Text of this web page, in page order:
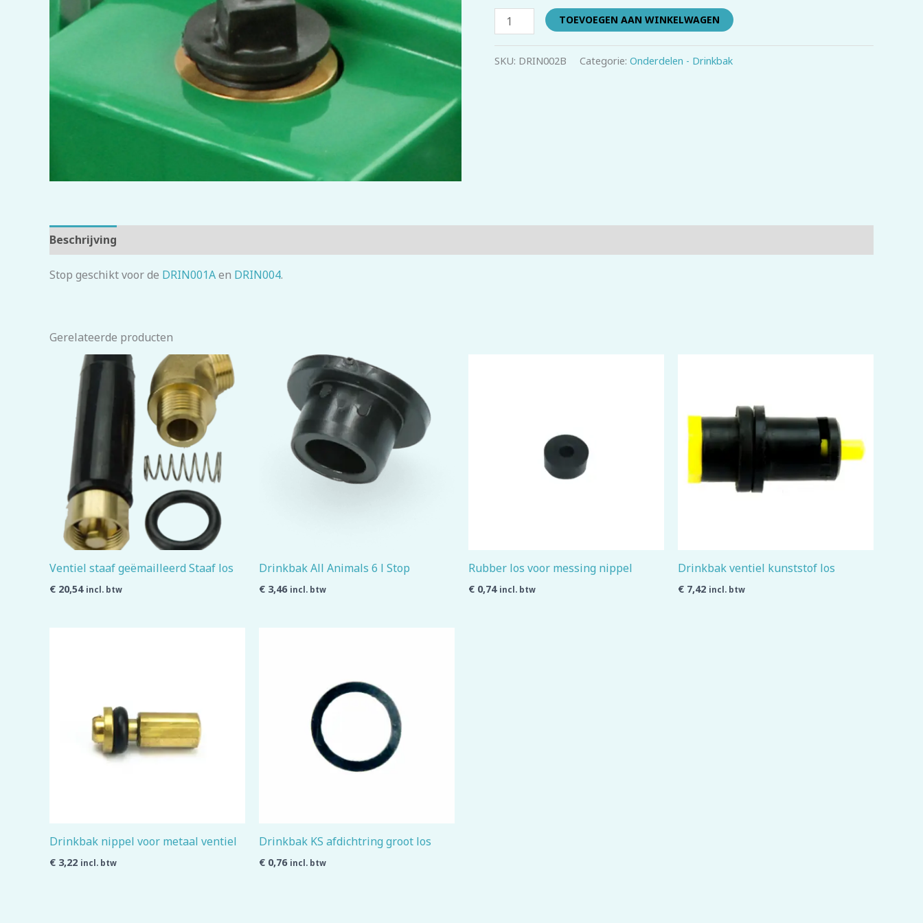
TOEVOEGEN AAN WINKELWAGEN
SKU: DRIN002B Categorie: Onderdelen - Drinkbak
Beschrijving
Stop geschikt voor de DRIN001Aen DRIN004.
Gerelateerde producten
Ventiel staaf geëmailleerd Staaf los
€ 20,54 incl. btw
Drinkbak All Animals 6 l Stop
€ 3,46 incl. btw
Rubber los voor messing nippel
€ 0,74 incl. btw
Drinkbak ventiel kunststof los
€ 7,42 incl. btw
Drinkbak nippel voor metaal ventiel
€ 3,22 incl. btw
Drinkbak KS afdichtring groot los
€ 0,76 incl. btw